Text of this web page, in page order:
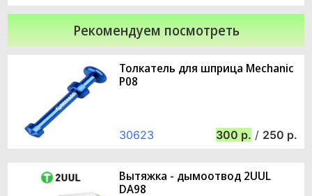
Рекомендуем посмотреть
Толкатель для шприца Mechanic
P08
30623 300 / 250
Вытяжка - дымоотвод 2UUL
DA98